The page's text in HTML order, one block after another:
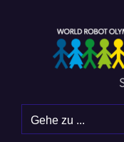
Gehe zu ...